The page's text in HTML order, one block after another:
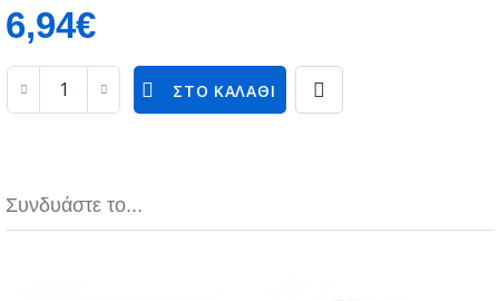
6,94€
ΣΤΟ ΚΑΛΆΘΙ
Συνδυάστε το...